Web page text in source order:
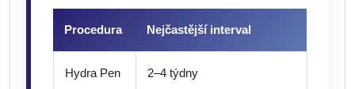
Procedura Nejčastější interval
Hydra Pen 2–4 týdny